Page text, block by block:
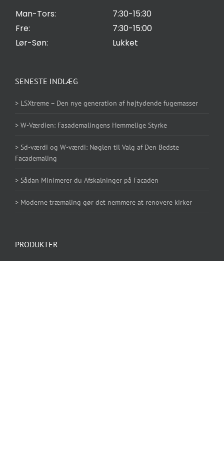
Man-Tors:
7:30-15:30
Fre:
7:30-15:00
Lør-Søn:
Lukket
SENESTE INDLÆG
> LSXtreme – Den nye generation af højtydende fugemasser
> W-Værdien: Fasademalingens Hemmelige Styrke
> Sd-værdi og W-værdi: Nøglen til Valg af Den Bedste
Facademaling
> Sådan Minimerer du Afskalninger på Facaden
> Moderne træmaling gør det nemmere at renovere kirker
PRODUKTER